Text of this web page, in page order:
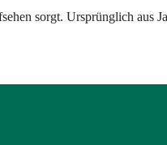
sorgt. Ursprünglich aus